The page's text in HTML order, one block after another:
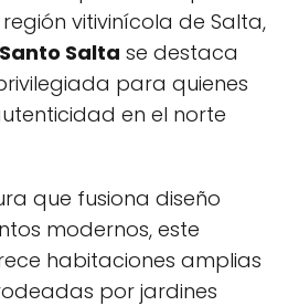
vitivinícola de Salta,
Salta se destaca
para quienes
en el norte
que fusiona diseño
modernos, este
habitaciones amplias
por jardines